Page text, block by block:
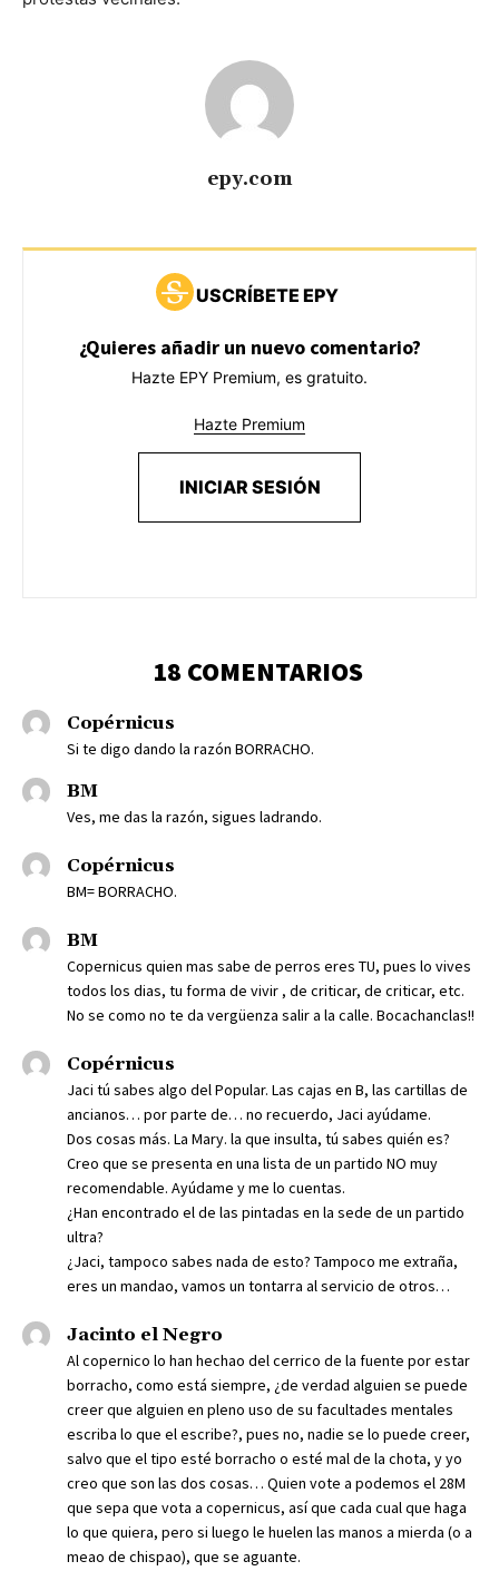
epy.com
USCRÍBETE EPY
¿Quieres añadir un nuevo comentario?
Hazte EPY Premium, es gratuito.
Hazte Premium
INICIAR SESIÓN
18 COMENTARIOS
Copérnicus
Si te digo dando la razón BORRACHO.
BM
Ves, me das la razón, sigues ladrando.
Copérnicus
BM= BORRACHO.
BM
Copernicus quien mas sabe de perros eres TU, pues lo vives
todos los dias, tu forma de vivir , de criticar, de criticar, etc.
No se como no te da vergüenza salir a la calle. Bocachanclas!!
Copérnicus
Jaci tú sabes algo del Popular. Las cajas en B, las cartillas de
ancianos… por parte de… no recuerdo, Jaci ayúdame.
Dos cosas más. La Mary. la que insulta, tú sabes quién es?
Creo que se presenta en una lista de un partido NO muy
recomendable. Ayúdame y me lo cuentas.
¿Han encontrado el de las pintadas en la sede de un partido
ultra?
¿Jaci, tampoco sabes nada de esto? Tampoco me extraña,
eres un mandao, vamos un tontarra al servicio de otros…
Jacinto el Negro
Al copernico lo han hechao del cerrico de la fuente por estar
borracho, como está siempre, ¿de verdad alguien se puede
creer que alguien en pleno uso de su facultades mentales
escriba lo que el escribe?, pues no, nadie se lo puede creer,
salvo que el tipo esté borracho o esté mal de la chota, y yo
creo que son las dos cosas… Quien vote a podemos el 28M
que sepa que vota a copernicus, así que cada cual que haga
lo que quiera, pero si luego le huelen las manos a mierda (o a
meao de chispao), que se aguante.